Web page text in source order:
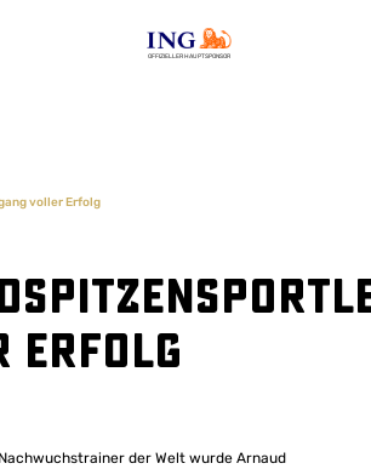
OFFIZIELLER HAUPTSPONSOR
voller Erfolg
Erfolg
der Welt wurde Arnaud